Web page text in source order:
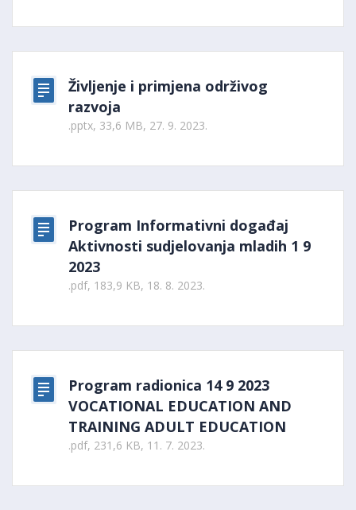
Življenje i primjena održivog
razvoja
.pptx, 33,6 MB, 27. 9. 2023.
Program Informativni događaj
Aktivnosti sudjelovanja mladih 1 9
2023
.pdf, 183,9 KB, 18. 8. 2023.
Program radionica 14 9 2023
VOCATIONAL EDUCATION AND
TRAINING ADULT EDUCATION
.pdf, 231,6 KB, 11. 7. 2023.